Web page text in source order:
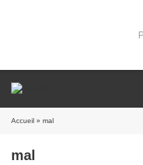
Accueil » mal
mal